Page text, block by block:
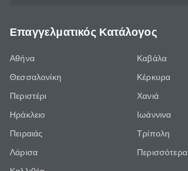
Επαγγελματικός Κατάλογος
Αθήνα
Θεσσαλονίκη
Περιστέρι
Ηράκλειο
Πειραιάς
Λάρισα
Καβάλα
Κέρκυρα
Χανιά
Ιωάννινα
Τρίπολη
Περισσότερα